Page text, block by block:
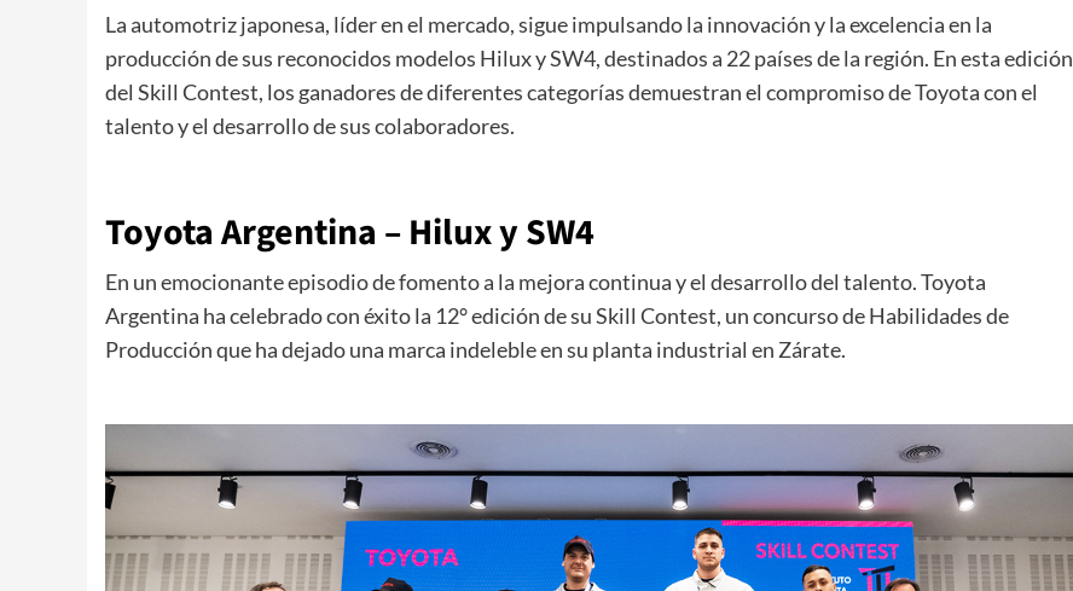
La automotriz japonesa, líder en el mercado, sigue impulsando la innovación y la excelencia en la
producción de sus reconocidos modelos Hilux y SW4, destinados a 22 países de la región. En esta edición
del Skill Contest, los ganadores de diferentes categorías demuestran el compromiso de Toyota con el
talento y el desarrollo de sus colaboradores.
Toyota Argentina – Hilux y SW4
En un emocionante episodio de fomento a la mejora continua y el desarrollo del talento. Toyota
Argentina ha celebrado con éxito la 12° edición de su Skill Contest, un concurso de Habilidades de
Producción que ha dejado una marca indeleble en su planta industrial en Zárate.